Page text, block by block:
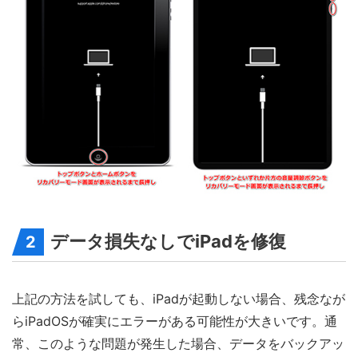
2 データ損失なしでiPadを修復
上記の方法を試しても、iPadが起動しない場合、残念なが
らiPadOSが確実にエラーがある可能性が大きいです。通
常、このような問題が発生した場合、データをバックアッ